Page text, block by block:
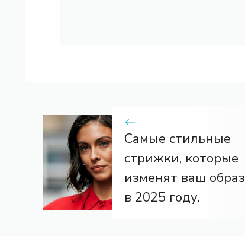
Самые стильные
стрижки, которые
изменят ваш образ
в 2025 году.